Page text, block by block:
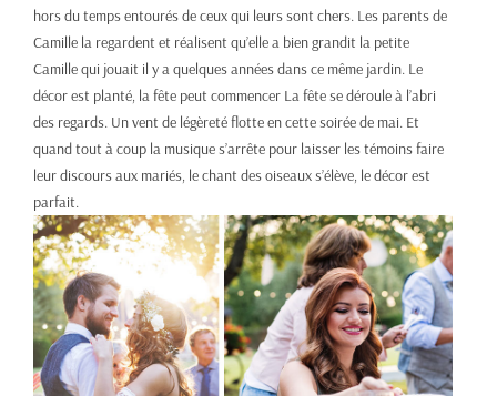
hors du temps entourés de ceux qui leurs sont chers. Les parents de
Camille la regardent et réalisent qu’elle a bien grandit la petite
Camille qui jouait il y a quelques années dans ce même jardin. Le
décor est planté, la fête peut commencer La fête se déroule à l’abri
des regards. Un vent de légèreté flotte en cette soirée de mai. Et
quand tout à coup la musique s’arrête pour laisser les témoins faire
leur discours aux mariés, le chant des oiseaux s’élève, le décor est
parfait.